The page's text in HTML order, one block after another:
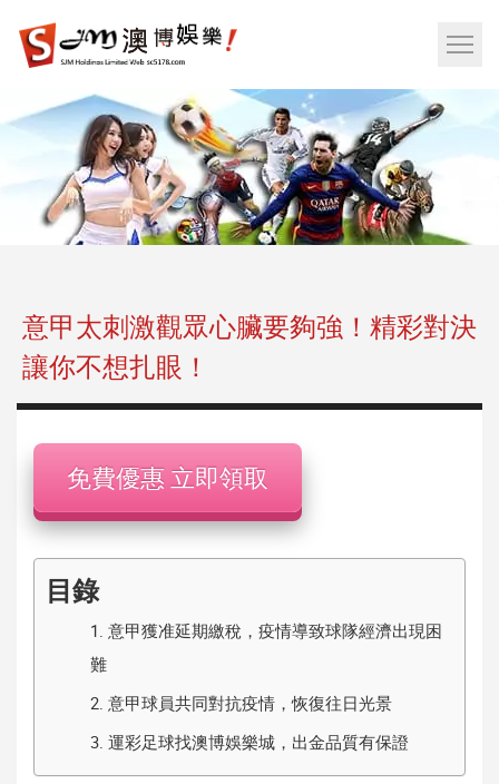
娛
樂
百
樂|
樂
透
彩
網
站
意甲太刺激觀眾心臟要夠強！精彩對決
讓你不想扎眼！
免費優惠 立即領取
目錄
1. 意甲獲准延期繳稅，疫情導致球隊經濟出現困
難
2. 意甲球員共同對抗疫情，恢復往日光景
3. 運彩足球找澳博娛樂城，出金品質有保證